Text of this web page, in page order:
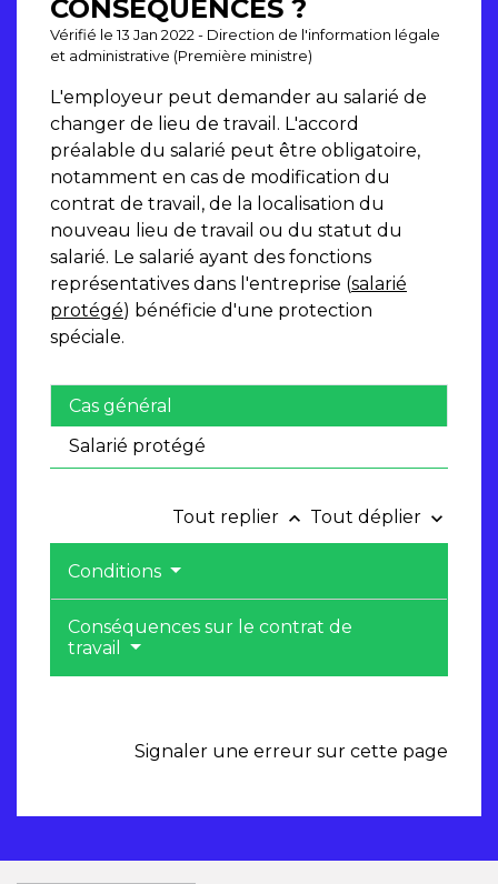
CONSÉQUENCES ?
Vérifié le 13 Jan 2022 - Direction de l'information légale
et administrative (Première ministre)
L'employeur peut demander au salarié de
changer de lieu de travail. L'accord
préalable du salarié peut être obligatoire,
notamment en cas de modification du
contrat de travail, de la localisation du
nouveau lieu de travail ou du statut du
salarié. Le salarié ayant des fonctions
représentatives dans l'entreprise (salarié
protégé) bénéficie d'une protection
spéciale.
Cas général
Salarié protégé
Tout replier keyboard_arrow_up Tout déplier keyboard_arrow_down
Conditions
Conséquences sur le contrat de
travail
Signaler une erreur sur cette page